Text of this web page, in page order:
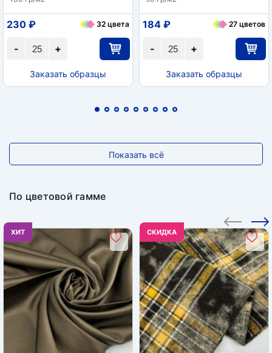
+
-
230 ₽ 32 цвета
Заказать образцы
+
-
184 ₽ 27 цветов
Заказать образцы
Показать всё
По цветовой гамме
ХИТ CКИДКА